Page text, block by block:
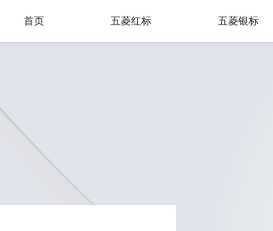
首页 五菱红标 五菱银标